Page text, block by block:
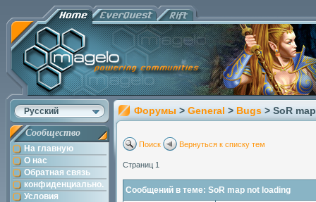
Русский
Сообщество
На главную
О нас
Обратная связь
конфиденциально.
Условия
Форумы > General > Bugs > SoR
Поиск Вернуться к списку тем
Страниц 1
Сообщений в теме: SoR map not loading